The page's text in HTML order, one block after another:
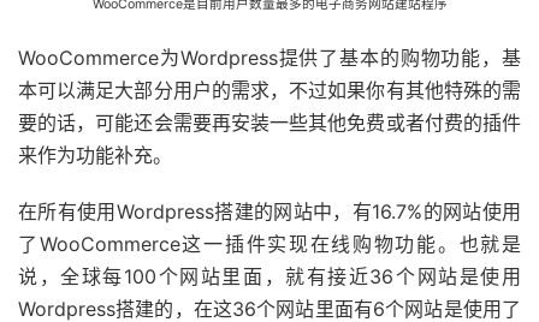
WooCommerce是目前用户数量最多的电子商务网站建站程序
WooCommerce为Wordpress提供了基本的购物功能，基
本可以满足大部分用户的需求，不过如果你有其他特殊的需
要的话，可能还会需要再安装一些其他免费或者付费的插件
来作为功能补充。
在所有使用Wordpress搭建的网站中，有16.7%的网站使用
了WooCommerce这一插件实现在线购物功能。也就是
说，全球每100个网站里面，就有接近36个网站是使用
Wordpress搭建的，在这36个网站里面有6个网站是使用了